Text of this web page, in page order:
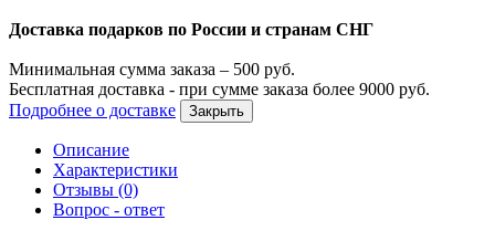
Доставка подарков по России и странам СНГ
Минимальная сумма заказа – 500 руб.
Бесплатная доставка - при сумме заказа более 9000 руб.
Подробнее о доставке
Закрыть
Описание
Характеристики
Отзывы (0)
Вопрос - ответ